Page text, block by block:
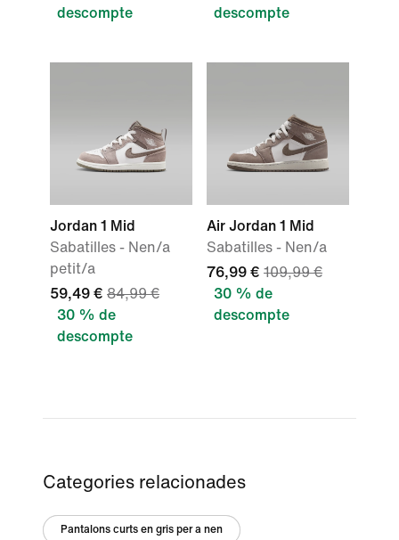
descompte
descompte
Jordan 1 Mid
Sabatilles - Nen/a
petit/a
59,49 € 84,99 €
30 % de
descompte
Air Jordan 1 Mid
Sabatilles - Nen/a
76,99 € 109,99 €
30 % de
descompte
Categories relacionades
Pantalons curts en gris per a nen